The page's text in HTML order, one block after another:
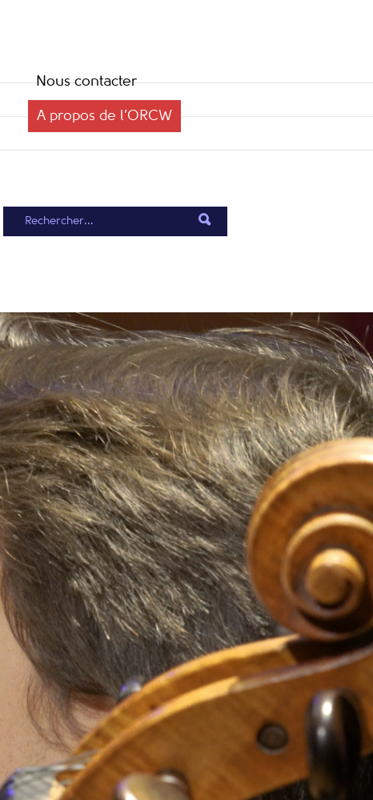
Nous contacter
A propos de l’ORCW